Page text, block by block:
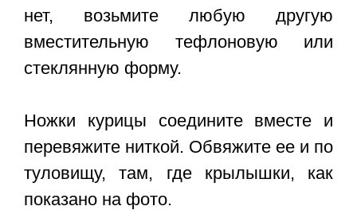
нет, возьмите любую другую
вместительную тефлоновую или
стеклянную форму.
Ножки курицы соедините вместе и
перевяжите ниткой. Обвяжите ее и по
туловищу, там, где крылышки, как
показано на фото.